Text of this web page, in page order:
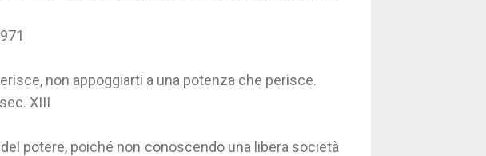
non appoggiarti a una potenza che perisce.
XIII
potere, poiché non conoscendo una libera società